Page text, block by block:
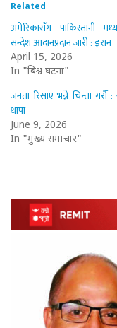
Related
अमेरिकासँग पाकिस्तानी
सन्देश आदानप्रदान जारी : इरान
April 15, 2026
In "बिश्व घटना"
जनता रिसाए भन्ने चिन्ता गरौँ
थापा
June 9, 2026
In "मुख्य समाचार"